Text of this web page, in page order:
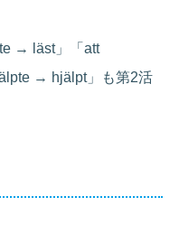
→ läst」「att
→ hjälpt」も第2活